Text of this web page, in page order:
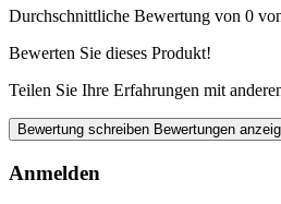
Durchschnittliche Bewertung von 0
Bewerten Sie dieses Produkt!
Teilen Sie Ihre Erfahrungen mit
Bewertung schreiben Bewertungen
Anmelden